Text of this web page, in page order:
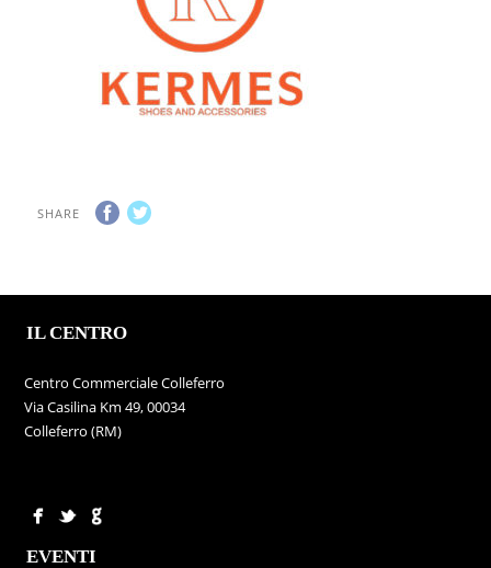
SHARE
IL CENTRO
Centro Commerciale Colleferro
Via Casilina Km 49, 00034
Colleferro (RM)
EVENTI